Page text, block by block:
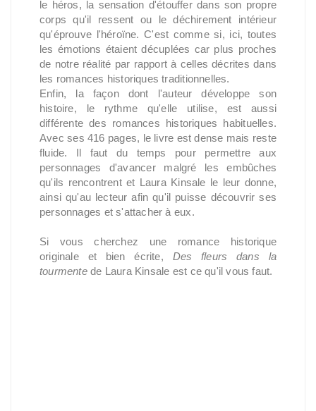
le héros, la sensation d'étouffer dans son propre
corps qu'il ressent ou le déchirement intérieur
qu'éprouve l'héroïne. C'est comme si, ici, toutes
les émotions étaient décuplées car plus proches
de notre réalité par rapport à celles décrites dans
les romances historiques traditionnelles.
Enfin, la façon dont l'auteur développe son
histoire, le rythme qu'elle utilise, est aussi
différente des romances historiques habituelles.
Avec ses 416 pages, le livre est dense mais reste
fluide. Il faut du temps pour permettre aux
personnages d'avancer malgré les embûches
qu'ils rencontrent et Laura Kinsale le leur donne,
ainsi qu'au lecteur afin qu'il puisse découvrir ses
personnages et s'attacher à eux.
Si vous cherchez une romance historique
originale et bien écrite, Des fleurs dans la
tourmentede Laura Kinsale est ce qu'il vous faut.